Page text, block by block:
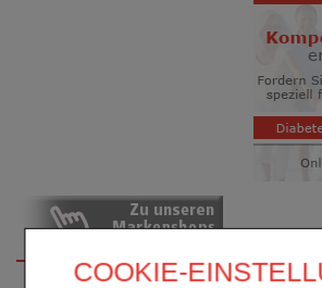
COOKIE-